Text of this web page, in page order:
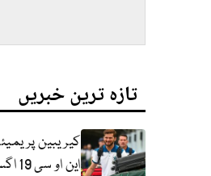
تازہ ترین خبریں
کیریبین
این